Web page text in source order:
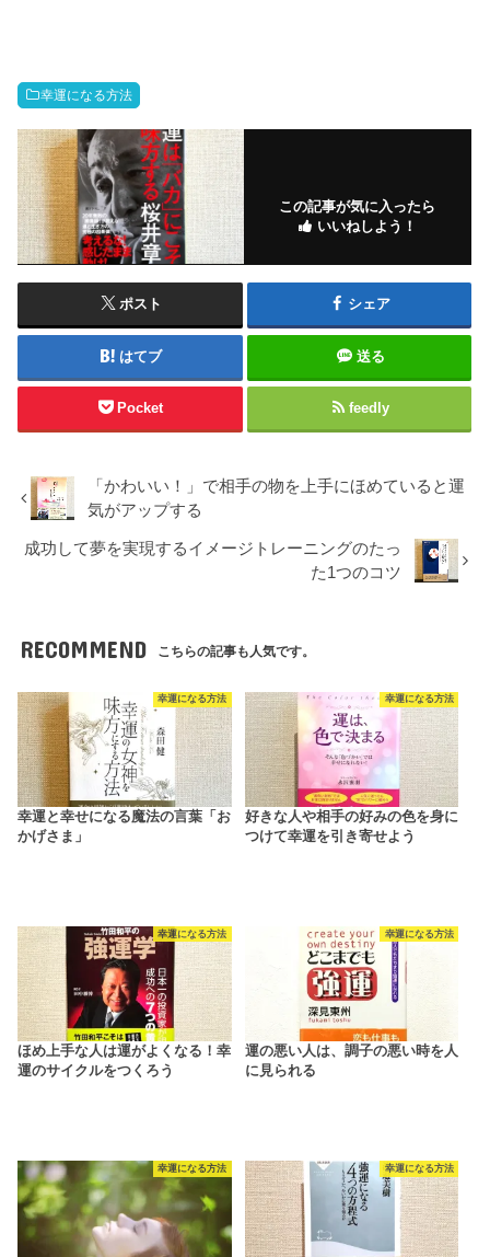
幸運になる方法
この記事が気に入ったら
いいねしよう！
ポスト シェア
はてブ 送る
Pocket feedly
「かわいい！」で相手の物を上手にほめていると運
気がアップする
成功して夢を実現するイメージトレーニングのたっ
た1つのコツ
RECOMMEND こちらの記事も人気です。
幸運になる方法
幸運と幸せになる魔法の言葉「お
かげさま」
幸運になる方法
好きな人や相手の好みの色を身に
つけて幸運を引き寄せよう
幸運になる方法
ほめ上手な人は運がよくなる！幸
運のサイクルをつくろう
幸運になる方法
運の悪い人は、調子の悪い時を人
に見られる
幸運になる方法 幸運になる方法